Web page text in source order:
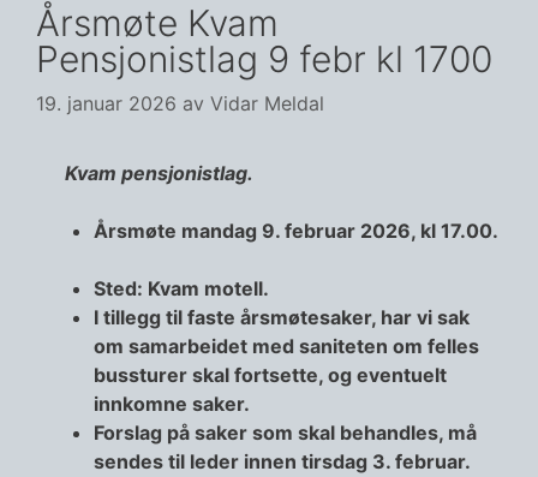
Årsmøte Kvam
Pensjonistlag 9 febr kl 1700
19. januar 2026 av Vidar Meldal
Kvam pensjonistlag.
Årsmøte mandag 9. februar 2026, kl 17.00.
Sted: Kvam motell.
I tillegg til faste årsmøtesaker, har vi sak
om samarbeidet med saniteten om felles
bussturer skal fortsette, og eventuelt
innkomne saker.
Forslag på saker som skal behandles, må
sendes til leder innen tirsdag 3. februar.